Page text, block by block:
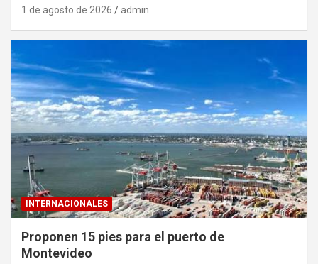
1 de agosto de 2026 admin
INTERNACIONALES
Proponen 15 pies para el puerto de
Montevideo